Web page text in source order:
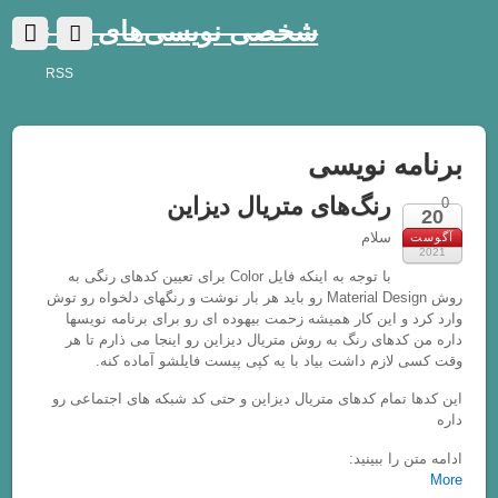
شخصی نویسی‌های یک نفر
نویسی
رنگ‌های متریال دیزاین
سلام
با توجه به اینکه فایل Color برای تعیین کدهای رنگی به
روش Material Design رو باید هر بار نوشت و رنگهای دلخواه رو توش
این کار همیشه زحمت بیهوده ای رو برای برنامه نویسها
رنگ به روش متریال دیزاین رو اینجا می ذارم تا هر
داشت بیاد با یه کپی پیست فایلشو آماده کنه.
کدهای متریال دیزاین و حتی کد شبکه های اجتماعی رو
ببینید: